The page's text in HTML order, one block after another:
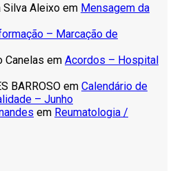
Silva Aleixo em Mensagem da
– Marcação de
Canelas em Acordos – Hospital
BARROSO em Calendário de
– Junho
em Reumatologia /